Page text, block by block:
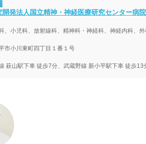
開発法人国立精神・神経医療研究センター病院
市小川東町四丁目１番１号
萩山駅下車 徒歩7分、武蔵野線 新小平駅下車 徒歩